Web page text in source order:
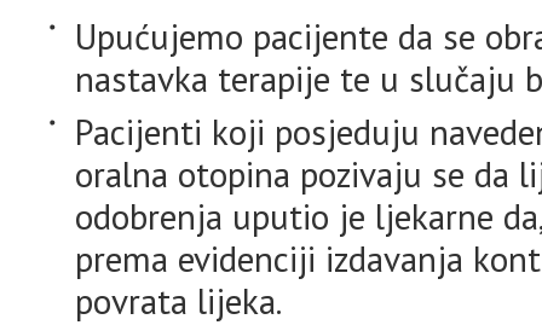
Upućujemo pacijente da se
nastavka terapije te u slučaju
Pacijenti koji posjeduju
oralna otopina pozivaju se da
odobrenja uputio je ljekarne
prema evidenciji izdavanja
povrata lijeka.